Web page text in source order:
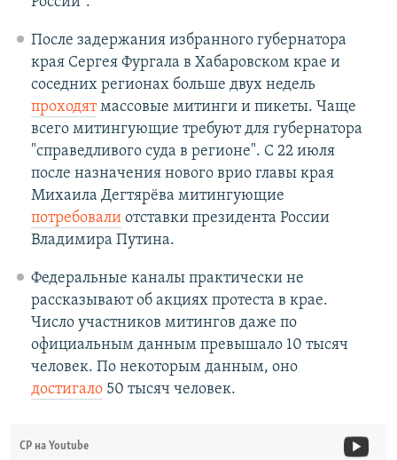
После задержания избранного губернатора
края Сергея Фургала в Хабаровском крае и
соседних регионах больше двух недель
проходятмассовые митинги и пикеты. Чаще
всего митингующие требуют для губернатора
"справедливого суда в регионе". С 22 июля
после назначения нового врио главы края
Михаила Дегтярёва митингующие
потребовалиотставки президента России
Владимира Путина.
Федеральные каналы практически не
рассказывают об акциях протеста в крае.
Число участников митингов даже по
официальным данным превышало 10 тысяч
человек. По некоторым данным, оно
достигало50 тысяч человек.
СР на Youtube